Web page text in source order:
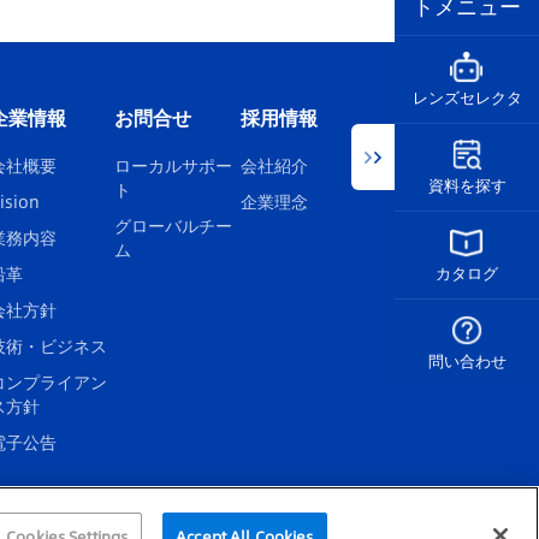
業情報
社概要
務内容
革
社方針
術・ビジネス
ンプライアン
方針
子公告
お問合せ
ローカルサポー
ト
グローバルチー
ム
採用情報
会社紹介
企業理念
レンズセレクタ
資料を探す
カタログ
問い合わせ